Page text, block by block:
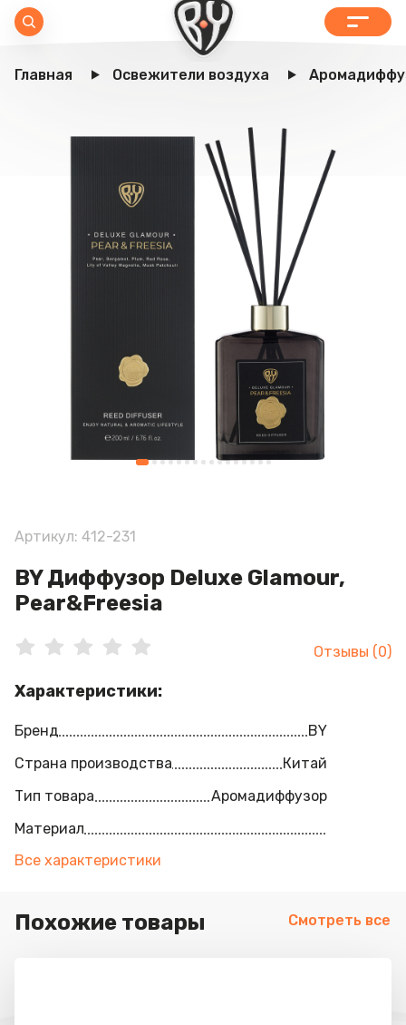
Главная Освежители воздуха
Артикул: 412-231
BY Диффузор Deluxe Glamour,
Pear&Freesia
Отзывы (0)
Характеристики:
Бренд
BY
Страна производства
Китай
Тип товара
Аромадиффузор
Материал
Все характеристики
Похожие товары Смотреть все